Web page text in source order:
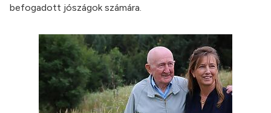
befogadott jószágok számára.